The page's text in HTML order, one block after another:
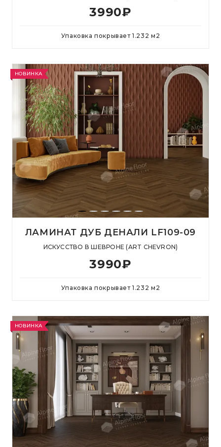
3990₽
Упаковка покрывает1.232 м 2
НОВИНКА
ЛАМИНАТ ДУБ ДЕНАЛИ LF109-09
ИСКУССТВО В ШЕВРОНЕ (ART CHEVRON)
3990₽
Упаковка покрывает1.232 м 2
НОВИНКА